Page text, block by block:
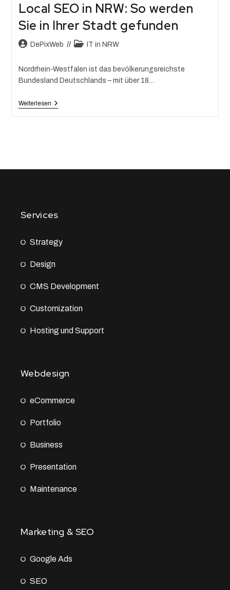
Local SEO in NRW: So werden
Sie in Ihrer Stadt gefunden
DePixWeb IT in NRW
Nordrhein-Westfalen ist das bevölkerungsreichste
Bundesland Deutschlands – mit über 18…
Weiterlesen
Services
Strategy
Design
CMS Development
Customization
Hosting und Support
Webdesign
eCommerce
Portfolio
Business
Presentation
Maintenance
Marketing & SEO
Google Ads
SEO